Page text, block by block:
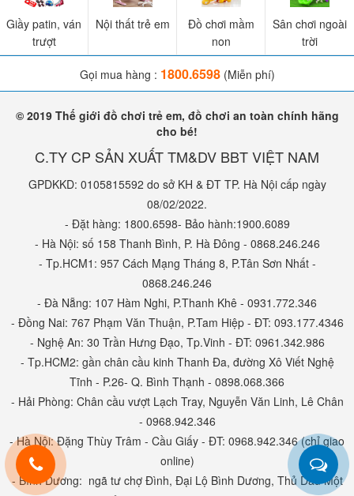
Giầy patin, ván
trượt
Nội thất trẻ em
Đồ chơi mầm
non
Sân chơi ngoài
trời
Gọi mua hàng : 1800.6598(Miễn phí)
© 2019 Thế giới đồ chơi trẻ em, đồ chơi an toàn chính hãng
cho bé!
C.TY CP SẢN XUẤT TM&DV BBT VIỆT NAM
GPDKKD: 0105815592 do sở KH & ĐT TP. Hà Nội cấp ngày
08/02/2022.
- Đặt hàng: 1800.6598- Bảo hành:1900.6089
- Hà Nội: số 158 Thanh Bình, P. Hà Đông - 0868.246.246
- Tp.HCM1: 957 Cách Mạng Tháng 8, P.Tân Sơn Nhất -
0868.246.246
- Đà Nẵng: 107 Hàm Nghi, P.Thanh Khê - 0931.772.346
- Đồng Nai: 767 Phạm Văn Thuận, P.Tam Hiệp - ĐT: 093.177.4346
- Nghệ An: 30 Trần Hưng Đạo, Tp.Vinh - ĐT: 0961.342.986
- Tp.HCM2: gần chân cầu kinh Thanh Đa, đường Xô Viết Nghệ
Tĩnh - P.26- Q. Bình Thạnh - 0898.068.366
- Hải Phòng: Chân cầu vượt Lạch Tray, Nguyễn Văn Linh, Lê Chân
- 0968.942.346
- Hà Nội: Đặng Thùy Trâm - Cầu Giấy - ĐT: 0968.942.346 (chỉ giao
online)
- Bình Dương: ngã tư chợ Đình, Đại Lộ Bình Dương, Thủ Dầu Một